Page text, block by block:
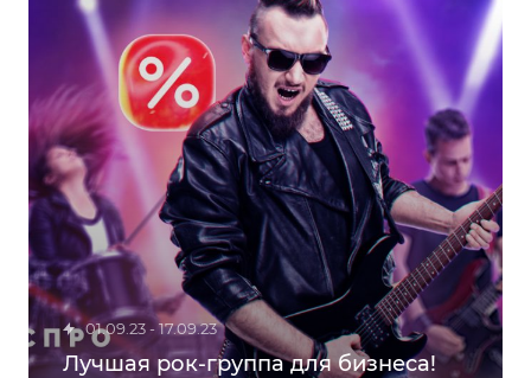
01.09.23 - 17.09.23
Лучшая рок-группа для бизнеса!